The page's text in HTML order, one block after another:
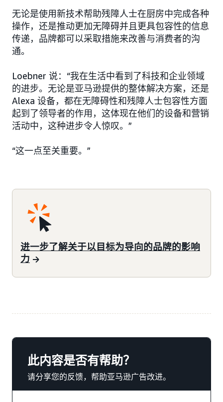
无论是使用新技术帮助残障人士在厨房中完成各种
操作，还是推动更加无障碍并且更具包容性的信息
传递，品牌都可以采取措施来改善与消费者的沟
通。
Loebner 说：“我在生活中看到了科技和企业领域
的进步。无论是亚马逊提供的整体解决方案，还是
Alexa 设备，都在无障碍性和残障人士包容性方面
起到了领导者的作用，这体现在他们的设备和营销
活动中，这种进步令人惊叹。”
“这一点至关重要。”
进一步了解关于以目标为导向的品牌的影响
力
此内容是否有帮助？
请分享您的反馈，帮助亚马逊广告改进。